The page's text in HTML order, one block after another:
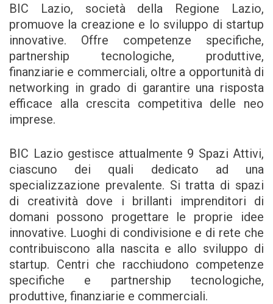
BIC Lazio, società della Regione Lazio,
promuove la creazione e lo sviluppo di startup
innovative. Offre competenze specifiche,
partnership tecnologiche, produttive,
finanziarie e commerciali, oltre a opportunità di
networking in grado di garantire una risposta
efficace alla crescita competitiva delle neo
imprese.
BIC Lazio gestisce attualmente 9 Spazi Attivi,
ciascuno dei quali dedicato ad una
specializzazione prevalente. Si tratta di spazi
di creatività dove i brillanti imprenditori di
domani possono progettare le proprie idee
innovative. Luoghi di condivisione e di rete che
contribuiscono alla nascita e allo sviluppo di
startup. Centri che racchiudono competenze
specifiche e partnership tecnologiche,
produttive, finanziarie e commerciali.